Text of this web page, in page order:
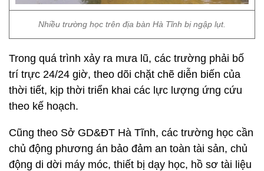
Nhiều trường học trên địa bàn Hà Tĩnh bị ngập lụt.
Trong quá trình xảy ra mưa lũ, các trường phải bố
trí trực 24/24 giờ, theo dõi chặt chẽ diễn biến của
thời tiết, kịp thời triển khai các lực lượng ứng cứu
theo kế hoạch.
Cũng theo Sở GD&ĐT Hà Tĩnh, các trường học cần
chủ động phương án bảo đảm an toàn tài sản, chủ
động di dời máy móc, thiết bị dạy học, hồ sơ tài liệu